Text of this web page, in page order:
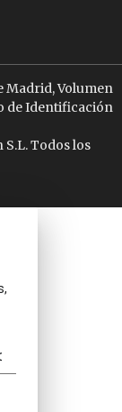
Madrid, Volumen
de Identificación
Todos los